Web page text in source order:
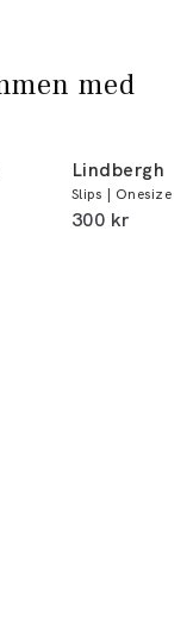
med
Lindbergh
Slips | Onesize
I alt (inkl.
300 kr